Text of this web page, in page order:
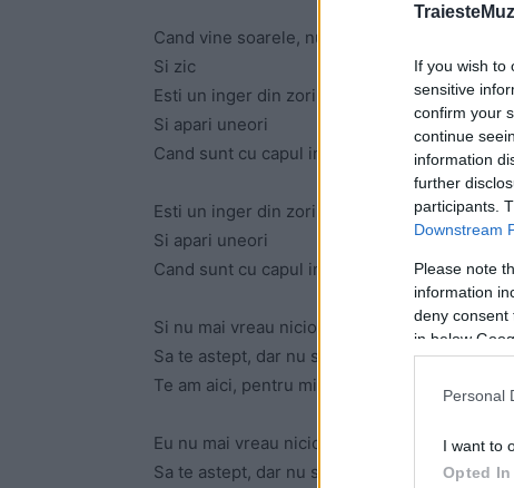
If you wish to
sensitive
confirm your
continue
information
further
participants.
Downstream
Please note
information
deny consent
in below
Personal
I want to
Opted In
Cand vine soarele, nu pot sa-l sting
Si zic
Esti un inger din zori
Si apari uneori
Cand sunt cu capul in nori
Esti un inger din zori
Si apari uneori
Cand sunt cu capul in nori
Si nu mai vreau niciodata sa stau
Sa te astept, dar nu stiu unde sa caut
Te am aici, pentru mine, acum pentru mine
Eu nu mai vreau niciodata sa stau
Sa te astept, dar nu stiu unde sa caut